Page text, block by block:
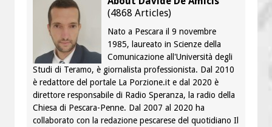
(4868 Articles)
Nato a Pescara il 9 novembre
1985, laureato in Scienze della
Comunicazione all'Università degli
Studi di Teramo, è giornalista professionista. Dal 2010
è redattore del portale La Porzione.it e dal 2020 è
direttore responsabile di Radio Speranza, la radio della
Chiesa di Pescara-Penne. Dal 2007 al 2020 ha
collaborato con la redazione pescarese del quotidiano Il